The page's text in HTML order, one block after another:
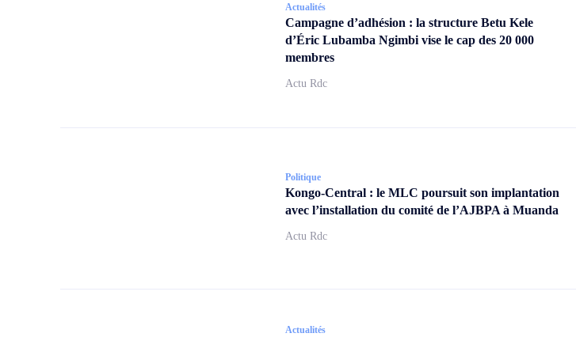
Actualités
Campagne d’adhésion : la structure Betu Kele
d’Éric Lubamba Ngimbi vise le cap des 20 000
membres
Actu Rdc
Politique
Kongo-Central : le MLC poursuit son implantation
avec l’installation du comité de l’AJBPA à Muanda
Actu Rdc
Actualités